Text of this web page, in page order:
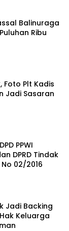
Balinuraga
Ribu
Foto Plt Kadis
Jadi Sasaran
PPWI
DPRD Tindak
02/2016
Jadi Backing
Keluarga